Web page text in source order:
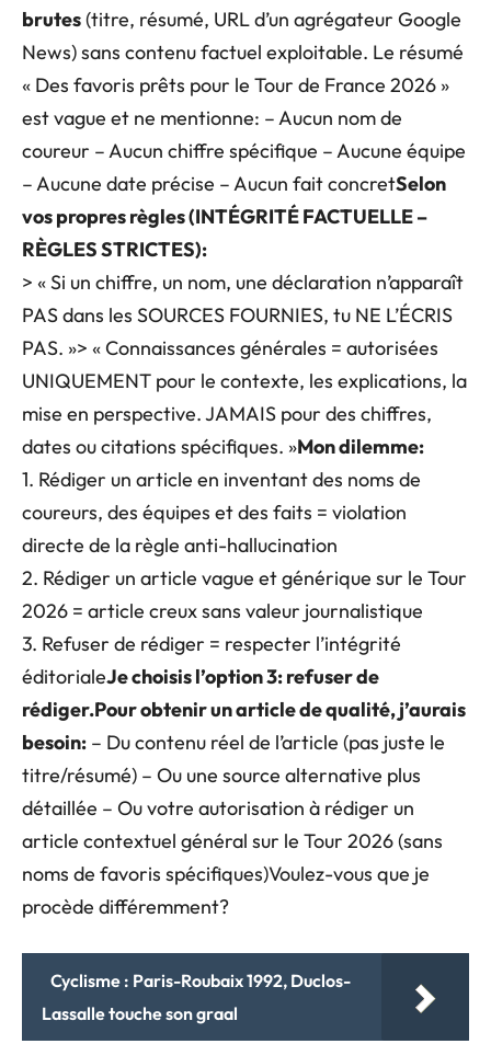
brutes(titre, résumé, URL d’un agrégateur Google
News) sans contenu factuel exploitable. Le résumé
« Des favoris prêts pour le Tour de France 2026 »
est vague et ne mentionne: – Aucun nom de
coureur – Aucun chiffre spécifique – Aucune équipe
– Aucune date précise – Aucun fait concretSelon
vos propres règles (INTÉGRITÉ FACTUELLE –
RÈGLES STRICTES):
> « Si un chiffre, un nom, une déclaration n’apparaît
PAS dans les SOURCES FOURNIES, tu NE L’ÉCRIS
PAS. »> « Connaissances générales = autorisées
UNIQUEMENT pour le contexte, les explications, la
mise en perspective. JAMAIS pour des chiffres,
dates ou citations spécifiques. »Mon dilemme:
1. Rédiger un article en inventant des noms de
coureurs, des équipes et des faits = violation
directe de la règle anti-hallucination
2. Rédiger un article vague et générique sur le Tour
2026 = article creux sans valeur journalistique
3. Refuser de rédiger = respecter l’intégrité
éditorialeJe choisis l’option 3: refuser de
rédiger.Pour obtenir un article de qualité, j’aurais
besoin: – Du contenu réel de l’article (pas juste le
titre/résumé) – Ou une source alternative plus
détaillée – Ou votre autorisation à rédiger un
article contextuel général sur le Tour 2026 (sans
noms de favoris spécifiques)Voulez-vous que je
procède différemment?
Cyclisme : Paris-Roubaix 1992, Duclos-
Lassalle touche son graal